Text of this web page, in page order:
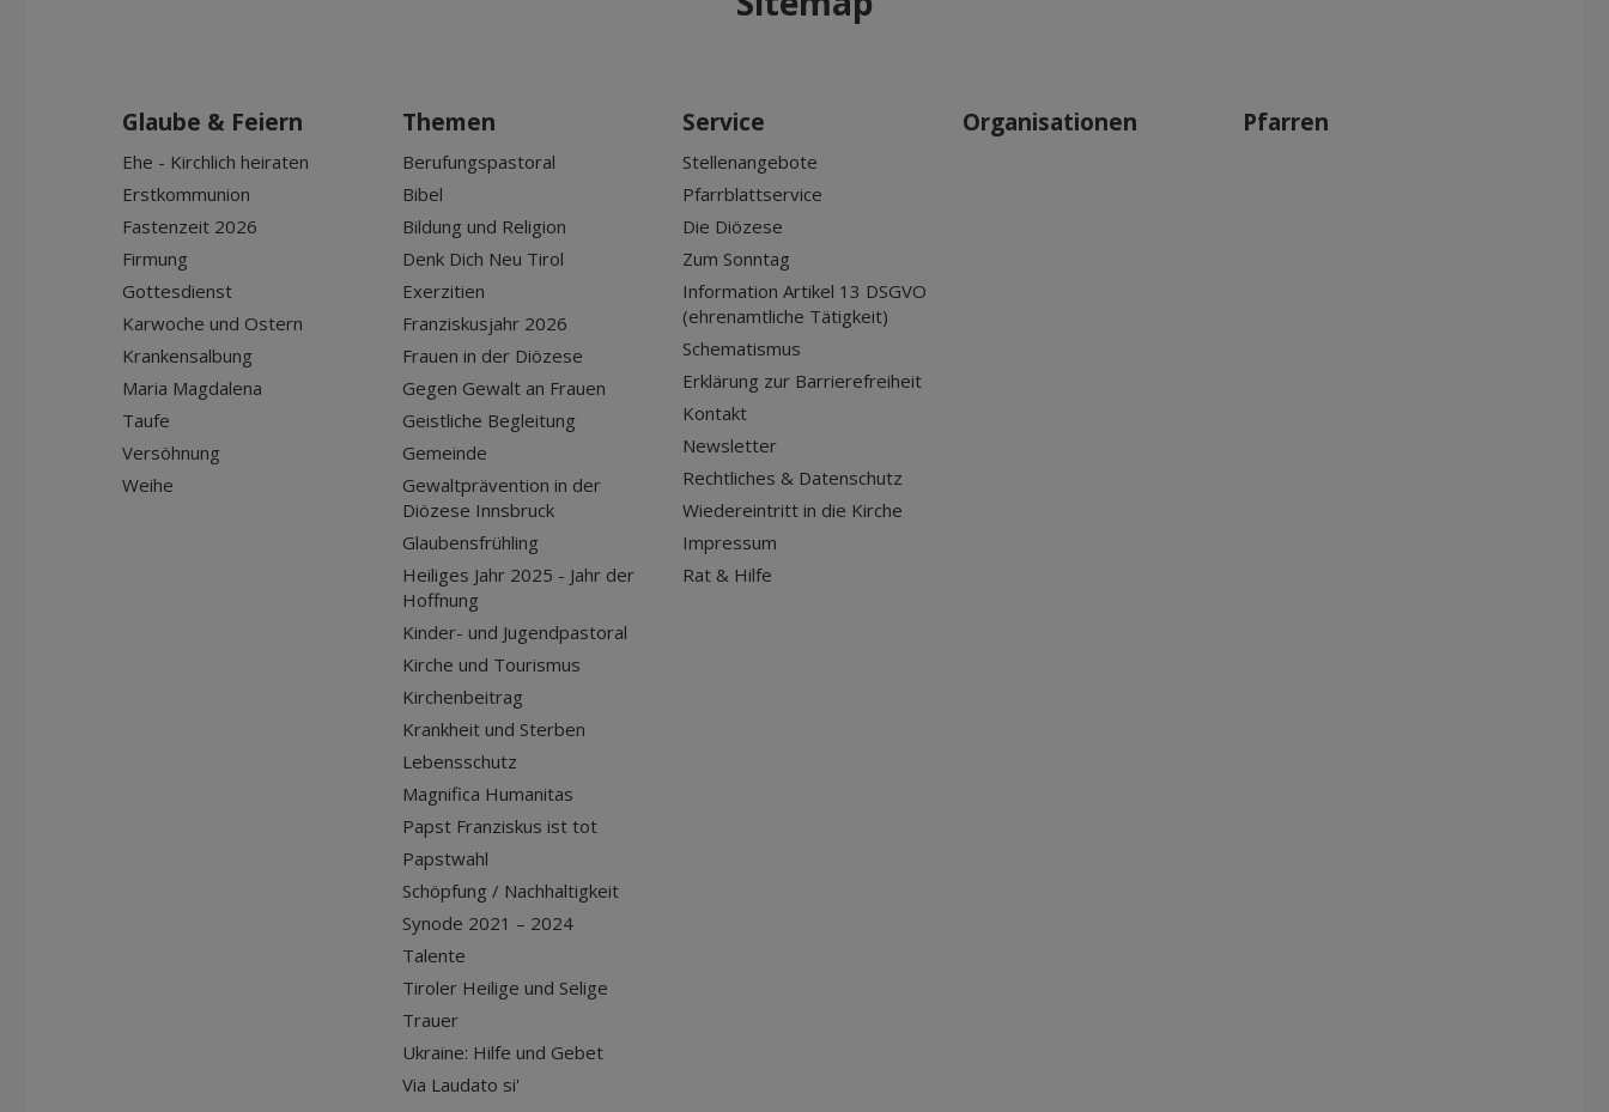
Glaube & Feiern
Ehe - Kirchlich heiraten
Erstkommunion
Fastenzeit 2026
Firmung
Gottesdienst
Karwoche und Ostern
Krankensalbung
Maria Magdalena
Taufe
Versöhnung
Weihe
Themen
Berufungspastoral
Bibel
Bildung und Religion
Denk Dich Neu Tirol
Exerzitien
Franziskusjahr 2026
Frauen in der Diözese
Gegen Gewalt an Frauen
Geistliche Begleitung
Gemeinde
Gewaltprävention in der
Diözese Innsbruck
Glaubensfrühling
Heiliges Jahr 2025 - Jahr der
Hoffnung
Kinder- und Jugendpastoral
Kirche und Tourismus
Kirchenbeitrag
Krankheit und Sterben
Lebensschutz
Magnifica Humanitas
Papst Franziskus ist tot
Papstwahl
Schöpfung / Nachhaltigkeit
Synode 2021 – 2024
Talente
Tiroler Heilige und Selige
Trauer
Ukraine: Hilfe und Gebet
Via Laudato si'
Service
Stellenangebote
Pfarrblattservice
Die Diözese
Zum Sonntag
Information Artikel 13 DSGVO
(ehrenamtliche Tätigkeit)
Schematismus
Erklärung zur Barrierefreiheit
Kontakt
Newsletter
Rechtliches & Datenschutz
Wiedereintritt in die Kirche
Impressum
Rat & Hilfe
Organisationen Pfarren